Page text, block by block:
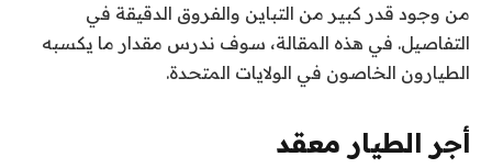
من وجود قدر كبير من التباين والفروق الدقيقة في
التفاصيل. في هذه المقالة، سوف ندرس مقدار ما يكسبه
الطيارون الخاصون في الولايات المتحدة.
أجر الطيار معقد